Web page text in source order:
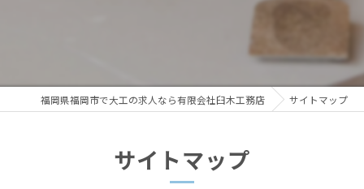
福岡県福岡市で大工の求人なら有限会社臼木工務店 サイトマップ
サイトマップ